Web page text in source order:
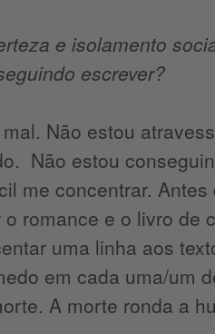
e isolamento
escrever?
Não estou
Não estou
me concentrar.
romance e o livro de
uma linha aos
em cada uma/um
A morte ronda a